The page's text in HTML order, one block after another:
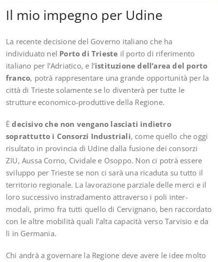
Il mio impegno per Udine
La recente decisione del Governo italiano che ha
individuato nel Porto di Trieste il porto di riferimento
italiano per l’Adriatico, e l’istituzione dell’area del porto
franco, potrà rappresentare una grande opportunità per la
città di Trieste solamente se lo diventerà per tutte le
strutture economico-produttive della Regione.
Èdecisivo che non vengano lasciati indietro
soprattutto i Consorzi Industriali, come quello che oggi
risultato in provincia di Udine dalla fusione dei consorzi
ZIU, Aussa Corno, Cividale e Osoppo. Non ci potrà essere
sviluppo per Trieste se non ci sarà una ricaduta su tutto il
territorio regionale. La lavorazione parziale delle merci e il
loro successivo instradamento attraverso i poli inter-
modali, primo fra tutti quello di Cervignano, ben raccordato
con le altre mobilità quali l’alta capacità verso Tarvisio e da
lì in Germania.
Chi andrà a governare la Regione deve avere le idee molto